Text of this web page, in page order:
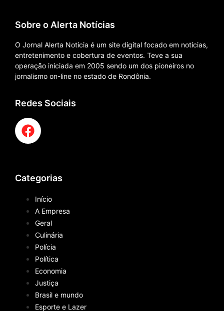
Sobre o Alerta Notícias
O Jornal Alerta Noticia é um site digital focado em notícias,
entretenimento e cobertura de eventos. Teve a sua
operação iniciada em 2005 sendo um dos pioneiros no
jornalismo on-line no estado de Rondônia.
Redes Sociais
Categorias
Início
A Empresa
Geral
Culinária
Polícia
Política
Economia
Justiça
Brasil e mundo
Esporte e Lazer